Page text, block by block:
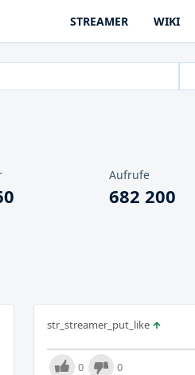
STREAMER WIKI
Aufrufe
682 200
str_streamer_put_like
0 0